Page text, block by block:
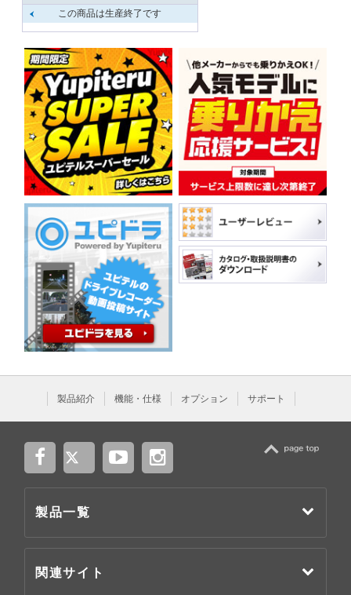
この商品は生産終了です
製品紹介 機能・仕様 オプション サポート
製品一覧
関連サイト